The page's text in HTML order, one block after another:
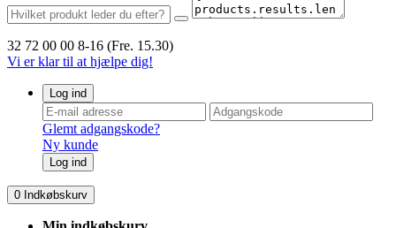
32 72 00 00 8-16 (Fre. 15.30)
Vi er klar til at hjælpe dig!
Log ind
Glemt adgangskode?
Ny kunde
Log ind
0 Indkøbskurv